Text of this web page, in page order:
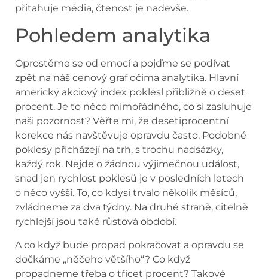
přitahuje média, čtenost je nadevše.
Pohledem analytika
Oprostěme se od emocí a pojďme se podívat
zpět na náš cenový graf očima analytika. Hlavní
americký akciový index poklesl přibližně o deset
procent. Je to něco mimořádného, co si zasluhuje
naši pozornost? Věřte mi, že desetiprocentní
korekce nás navštěvuje opravdu často. Podobné
poklesy přicházejí na trh, s trochu nadsázky,
každý rok. Nejde o žádnou výjimečnou událost,
snad jen rychlost poklesů je v posledních letech
o něco vyšší. To, co kdysi trvalo několik měsíců,
zvládneme za dva týdny. Na druhé straně, citelně
rychlejší jsou také růstová období.
A co když bude propad pokračovat a opravdu se
dočkáme „něčeho většího“? Co když
propadneme třeba o třicet procent? Takové